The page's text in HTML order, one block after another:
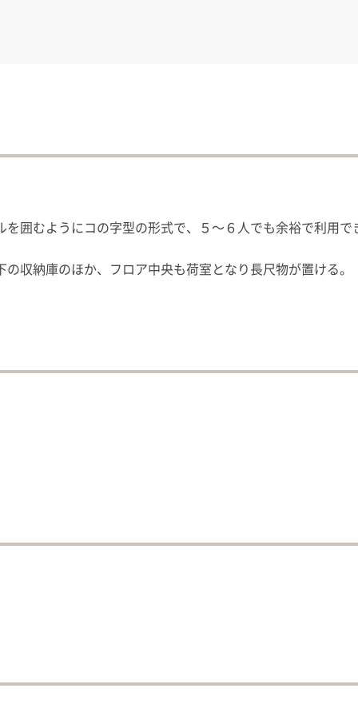
囲むようにコの字型の形式で、５〜６人でも余裕で利用
収納庫のほか、フロア中央も荷室となり長尺物が置ける。